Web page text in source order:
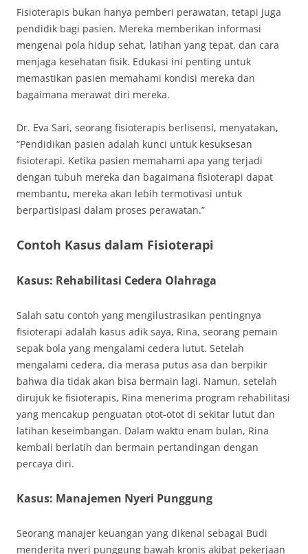
Fisioterapis bukan hanya pemberi perawatan, tetapi juga
pendidik bagi pasien. Mereka memberikan informasi
mengenai pola hidup sehat, latihan yang tepat, dan cara
menjaga kesehatan fisik. Edukasi ini penting untuk
memastikan pasien memahami kondisi mereka dan
bagaimana merawat diri mereka.
Dr. Eva Sari, seorang fisioterapis berlisensi, menyatakan,
“Pendidikan pasien adalah kunci untuk kesuksesan
fisioterapi. Ketika pasien memahami apa yang terjadi
dengan tubuh mereka dan bagaimana fisioterapi dapat
membantu, mereka akan lebih termotivasi untuk
berpartisipasi dalam proses perawatan.”
Contoh Kasus dalam Fisioterapi
Kasus: Rehabilitasi Cedera Olahraga
Salah satu contoh yang mengilustrasikan pentingnya
fisioterapi adalah kasus adik saya, Rina, seorang pemain
sepak bola yang mengalami cedera lutut. Setelah
mengalami cedera, dia merasa putus asa dan berpikir
bahwa dia tidak akan bisa bermain lagi. Namun, setelah
dirujuk ke fisioterapis, Rina menerima program rehabilitasi
yang mencakup penguatan otot-otot di sekitar lutut dan
latihan keseimbangan. Dalam waktu enam bulan, Rina
kembali berlatih dan bermain pertandingan dengan
percaya diri.
Kasus: Manajemen Nyeri Punggung
Seorang manajer keuangan yang dikenal sebagai Budi
menderita nyeri punggung bawah kronis akibat pekerjaan